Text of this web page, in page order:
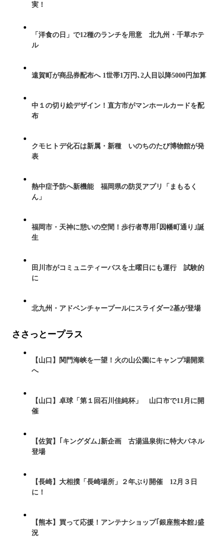
実！
「洋食の日」で12種のランチを用意 北九州・千草ホテ
ル
遠賀町が商品券配布へ 1世帯1万円､2人目以降5000円加算
中１の切り絵デザイン！直方市がマンホールカードを配
布
クモヒトデ化石は新属・新種 いのちのたび博物館が発
表
熱中症予防へ新機能 福岡県の防災アプリ「まもるく
ん」
福岡市・天神に憩いの空間！歩行者専用｢因幡町通り｣誕
生
田川市がコミュニティーバスを土曜日にも運行 試験的
に
北九州・アドベンチャープールにスライダー2基が登場
ささっとープラス
【山口】関門海峡を一望！火の山公園にキャンプ場開業
へ
【山口】卓球「第１回石川佳純杯」 山口市で11月に開
催
【佐賀】｢キングダム｣新企画 古湯温泉街に特大パネル
登場
【長崎】大相撲「長崎場所」２年ぶり開催 12月３日
に！
【熊本】買って応援！アンテナショップ｢銀座熊本館｣盛
況